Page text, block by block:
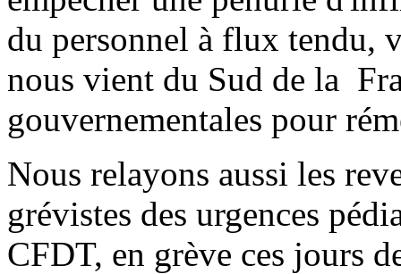
du personnel à flux tendu,
nous vient du Sud de la
gouvernementales pour
Nous relayons aussi les
grévistes des urgences
CFDT, en grève ces jours